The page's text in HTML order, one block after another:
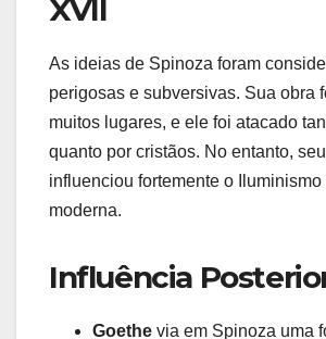
XVII
As ideias de Spinoza foram
perigosas e subversivas. Sua obra
muitos lugares, e ele foi atacado
quanto por cristãos. No entanto,
influenciou fortemente o Iluminismo
moderna.
Influência
Goethe via em Spinoza uma